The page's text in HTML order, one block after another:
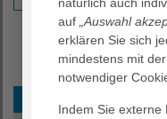
auf „Auswahl
erklären Sie sich
mindestens mit
notwendiger
Indem Sie externe